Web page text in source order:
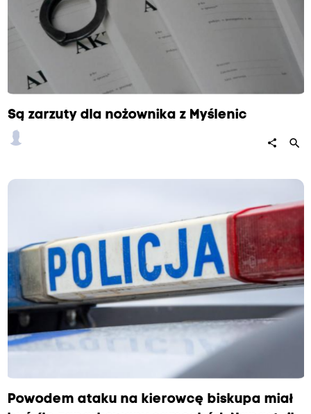
Są zarzuty dla nożownika z Myślenic
share search
Powodem ataku na kierowcę biskupa miał